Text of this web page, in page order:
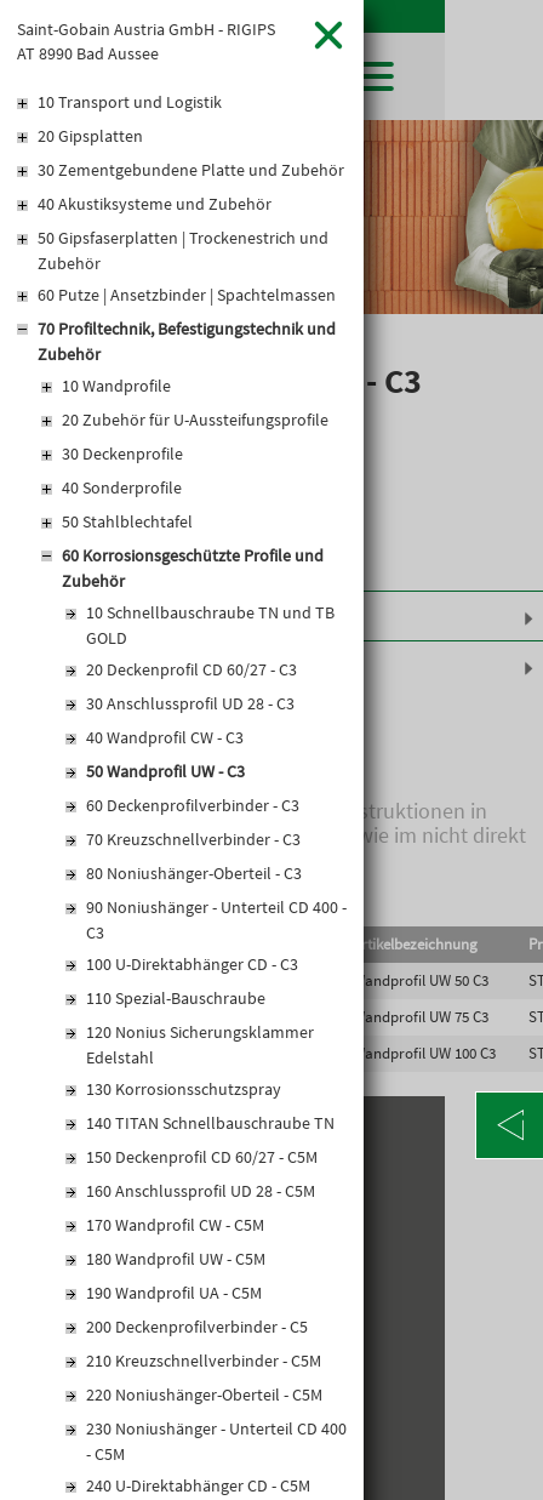
SHOP
LEIBWÄCHTER
MERKLISTE
WARENKORB
BAUSTOFFE
HOCHBAU
TIEFBAU
TROCKENBAU
FACHMARKT
LEISTUNGSERKLÄRUNGEN
BAUSTOFFKATALOGE
NATURSTEIN
UNTERNEHMEN
FIRMENGESCHICHTE
STANDORTE
DOWNLOADS
LEITBILD
KARRIERE
KARRIERE UND WEITERBILDUNG
OFFENE STELLEN
AKTUELLES
KATALOGE
PREISANPASSUNGEN
AGB'S
EUROSYS TROCKENBAUSYSTEM
GEWERBEZONE
Baustoffkataloge
Saint-Gobain Austria GmbH - RIGIPS
AT 8990 Bad Aussee
10 Transport und Logistik
20 Gipsplatten
30 Zementgebundene Platte und Zubehör
40 Akustiksysteme und Zubehör
50 Gipsfaserplatten | Trockenestrich und
Zubehör
60 Putze | Ansetzbinder | Spachtelmassen
70 Profiltechnik, Befestigungstechnik und
Zubehör
10 Wandprofile
20 Zubehör für U-Aussteifungsprofile
30 Deckenprofile
40 Sonderprofile
50 Stahlblechtafel
60 Korrosionsgeschützte Profile und
Zubehör
10 Schnellbauschraube TN und TB
GOLD
20 Deckenprofil CD 60/27 - C3
30 Anschlussprofil UD 28 - C3
40 Wandprofil CW - C3
50 Wandprofil UW - C3
60 Deckenprofilverbinder - C3
70 Kreuzschnellverbinder - C3
80 Noniushänger-Oberteil - C3
90 Noniushänger - Unterteil CD 400 -
C3
100 U-Direktabhänger CD - C3
110 Spezial-Bauschraube
120 Nonius Sicherungsklammer
Edelstahl
130 Korrosionsschutzspray
140 TITAN Schnellbauschraube TN
150 Deckenprofil CD 60/27 - C5M
160 Anschlussprofil UD 28 - C5M
170 Wandprofil CW - C5M
180 Wandprofil UW - C5M
190 Wandprofil UA - C5M
200 Deckenprofilverbinder - C5
210 Kreuzschnellverbinder - C5M
220 Noniushänger-Oberteil - C5M
230 Noniushänger - Unterteil CD 400
- C5M
240 U-Direktabhänger CD - C5M
WANDPROFIL UW - C3
Leistungserklärungen
Produktinformationen
Profil mit einer Beschichtung
Korrosionsschutzklasse C3.
Zur Erstellung von Unterkonstruktionen in
Feucht- und Nassräumen sowie im nicht direkt
Artikelbezeichnung
Wandprofil UW 50 C3
Wandprofil UW 75 C3
4002806906001
Wandprofil UW 100 C3
KONTAKT
Alte Poststraße 171
A-8020 Graz
Telefon: +43 316 5971 0
info@kormann.at
ÖFFNUNGSZEITEN
06:30 - 17:00 Uhr
06:30 - 14:00 Uhr
geschlossen